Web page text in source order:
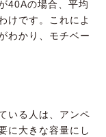
40Aの場合、平均
けです。これによ
わかり、モチベー
いる人は、アンペ
に大きな容量にし